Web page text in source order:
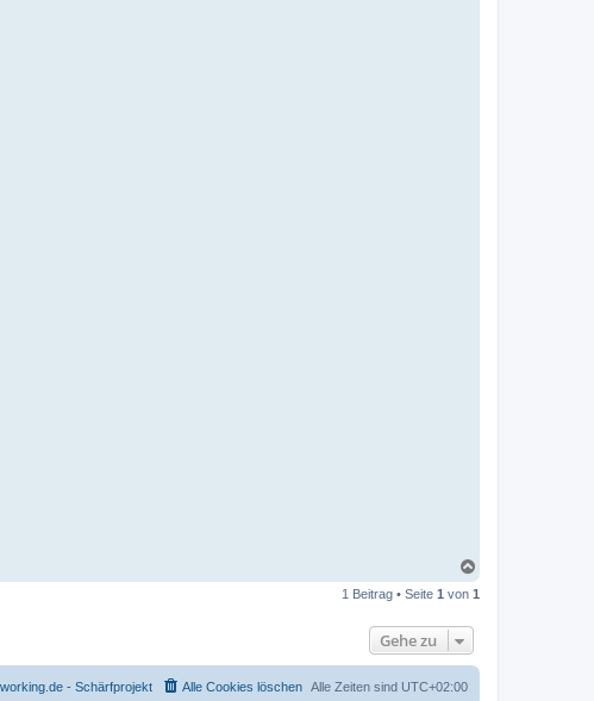
c
1 Beitrag • Seite 1 von 1
Gehe zu
Alle Zeiten sind UTC+02:00
Alle Cookies löschen
- Schärfprojekt